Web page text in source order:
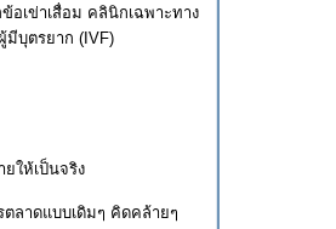
อเข่าเสื่อม คลินิกเฉพาะทาง
บุตรยาก (IVF)
ให้เป็นจริง
ลาดแบบเดิมๆ คิดคล้ายๆ